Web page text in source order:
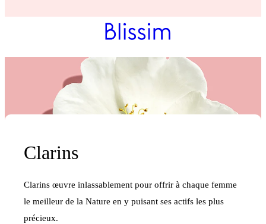
Clarins
Clarins œuvre inlassablement pour offrir à chaque femme
le meilleur de la Nature en y puisant ses actifs les plus
précieux.